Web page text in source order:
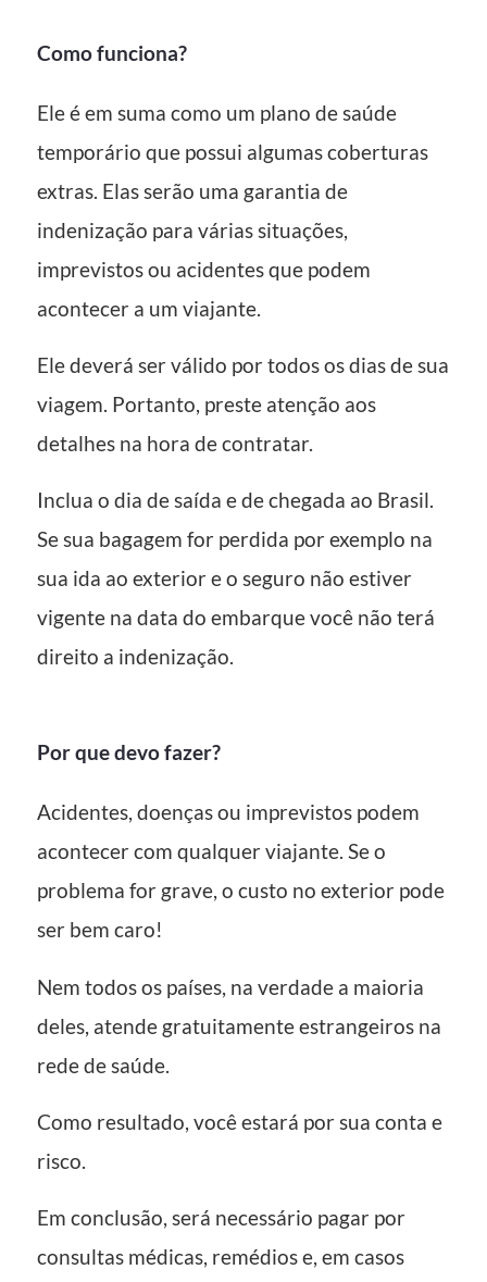
Como funciona?
Ele é em suma como um plano de saúde
temporário que possui algumas coberturas
extras. Elas serão uma garantia de
indenização para várias situações,
imprevistos ou acidentes que podem
acontecer a um viajante.
Ele deverá ser válido por todos os dias de sua
viagem. Portanto, preste atenção aos
detalhes na hora de contratar.
Inclua o dia de saída e de chegada ao Brasil.
Se sua bagagem for perdida por exemplo na
sua ida ao exterior e o seguro não estiver
vigente na data do embarque você não terá
direito a indenização.
Por que devo fazer?
Acidentes, doenças ou imprevistos podem
acontecer com qualquer viajante. Se o
problema for grave, o custo no exterior pode
ser bem caro!
Nem todos os países, na verdade a maioria
deles, atende gratuitamente estrangeiros na
rede de saúde.
Como resultado, você estará por sua conta e
risco.
Em conclusão, será necessário pagar por
consultas médicas, remédios e, em casos